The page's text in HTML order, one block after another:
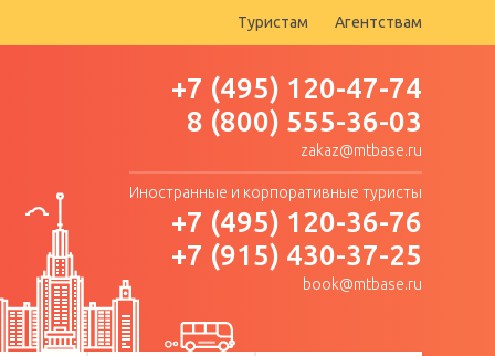
Туристам Агентствам
+7 (495) 120-47-74
8 (800) 555-36-03
zakaz@mtbase.ru
Иностранные и корпоративные туристы
+7 (495) 120-36-76
+7 (915) 430-37-25
book@mtbase.ru